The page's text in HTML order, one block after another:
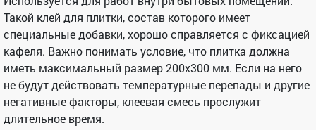
Такой клей для плитки, состав которого имеет
специальные добавки, хорошо справляется с фиксацией
кафеля. Важно понимать условие, что плитка должна
иметь максимальный размер 200х300 мм. Если на него
не будут действовать температурные перепады и другие
негативные факторы, клеевая смесь прослужит
длительное время.